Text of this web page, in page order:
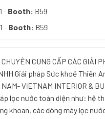
- Booth: B59
- Booth: B59
CUNG CẤP CÁC GIẢI
Giải pháp Sức khoẻ Thiên
NAM- VIETNAM INTERIOR &
lọc nước toàn diện như: hệ
khoan, các dòng máy lọc